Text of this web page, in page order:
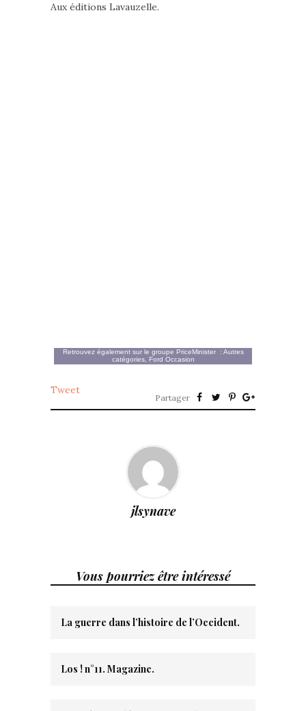
Aux éditions Lavauzelle.
Retrouvez également sur le groupe PriceMinister: Autres
catégories, Ford Occasion
Tweet
Partager
jlsynave
Vous pourriez être intéressé
La guerre dans l’histoire de l’Occident.
Los ! n°11. Magazine.